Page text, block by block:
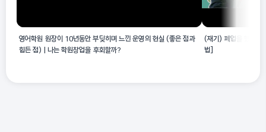
영어학원 원장이 10년동안 부딪히며 느낀 운영의 현실 (좋은 점과
힘든 점) | 나는 학원창업을 후회할까?
(재기) 폐업을 했는데
법]